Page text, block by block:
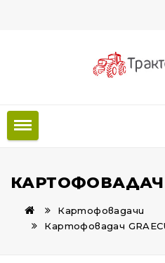
КАРТОФОВАДАЧ
Картофовадачи
Картофовадач